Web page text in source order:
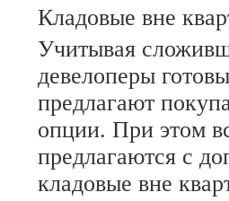
Кладовые вне
Учитывая
девелоперы
предлагают
опции. При этом
предлагаются с
кладовые вне